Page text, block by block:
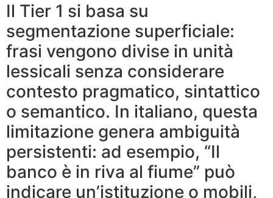
Il Tier 1 si basa su
segmentazione superficiale:
frasi vengono divise in unità
lessicali senza considerare
contesto pragmatico, sintattico
o semantico. In italiano, questa
limitazione genera ambiguità
persistenti: ad esempio, “Il
banco è in riva al fiume” può
indicare un’istituzione o mobili,